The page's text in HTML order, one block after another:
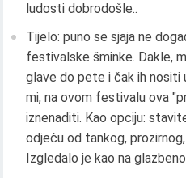
ludosti dobrodošle..
Tijelo: puno se sjaja ne
festivalske šminke. Dakle,
glave do pete i čak ih nositi
mi, na ovom festivalu ova
iznenaditi. Kao opciju:
odjeću od tankog,
Izgledalo je kao na